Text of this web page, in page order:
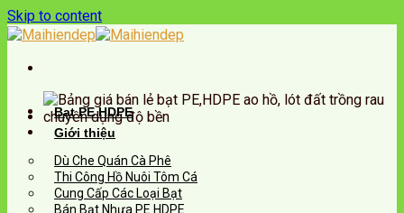
Skip to content
Bạt PE HDPE
Giới thiệu
Dù Che Quán Cà Phê
Thi Công Hồ Nuôi Tôm Cá
Cung Cấp Các Loại Bạt
Bán Bạt Nhựa PE HDPE